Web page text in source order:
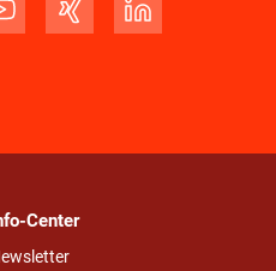
Center